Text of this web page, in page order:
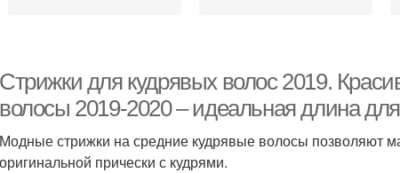
Стрижки для кудрявых волос 2019.
волосы 2019-2020 – идеальная длина
Модные стрижки на средние кудрявые волосы позволяют
оригинальной прически с кудрями.